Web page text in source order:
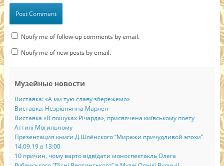
Notify me of follow-up comments by email.
Notify me of new posts by email.
Музейные новости
Виставка: «А ми тую славу збережемо»
Виставка: Незрівнянна Марлен
Виставка «В пошуках Річарда», присвячена київському поету
Аттилі Могильному
Презентация книги Д.Шлёнского “Миражи причудливой эпохи”
14.09.19 в 13:00
10 причин, чому варто відвідати моноспектакль Олега